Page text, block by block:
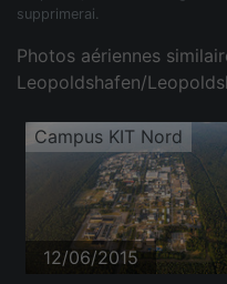
supprimerai.
Photos aériennes
Leopoldshafen/
Campus KIT Nord
12/06/2015